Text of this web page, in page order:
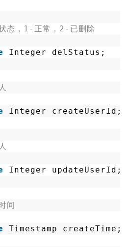
态，1-正常，2-已删除
Integer delStatus;
Integer createUserId;
Integer updateUserId;
间
Timestamp createTime;